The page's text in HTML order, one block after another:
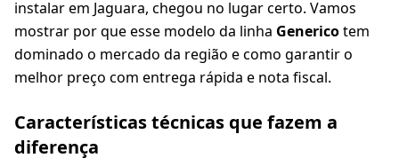
instalar em Jaguara, chegou no lugar certo. Vamos
mostrar por que esse modelo da linha Genericotem
dominado o mercado da região e como garantir o
melhor preço com entrega rápida e nota fiscal.
Características técnicas que fazem a
diferença